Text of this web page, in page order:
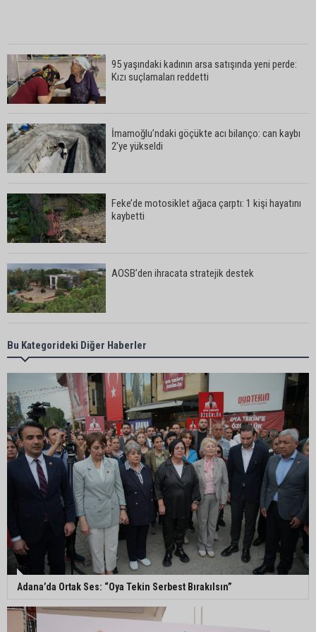
95 yaşındaki kadının arsa satışında yeni perde:
Kızı suçlamaları reddetti
İmamoğlu’ndaki göçükte acı bilanço: can kaybı
2’ye yükseldi
Feke’de motosiklet ağaca çarptı: 1 kişi hayatını
kaybetti
AOSB’den ihracata stratejik destek
Yeni Parti’nin Sarıçam ve Karataş teşkilatları
oluşturuldu
Feke Belediye Başkanı Cömert Özen, Adana
Valisi Mustafa Yavuz’u makamında ziyaret etti
Yeni Parti Çukurova kurucu ilçe başkanı Ümit Arif
Özsoy oldu
Enerji ve Tabii Kaynaklar Bakanı Alparslan
Bayraktar: “Ceyhan’ı Rotterdam’a çevirebiliriz”
Başkan Ali Bedrettin Karataş’tan sahiller için
Bu Kategorideki Diğer Haberler
Adana’da Ortak Ses: “Oya Tekin Serbest Bırakılsın”